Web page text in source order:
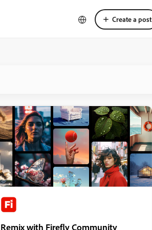
Create a post
Remix with Firefly Community